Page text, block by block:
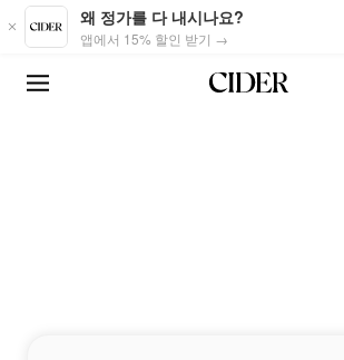
Skip to main content
왜 정가를 다 내시나요?
앱에서 15% 할인 받기 →